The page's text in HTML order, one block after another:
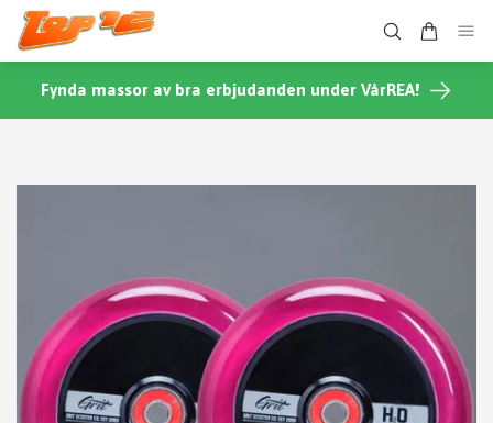
Fynda massor av bra erbjudanden under VårREA!